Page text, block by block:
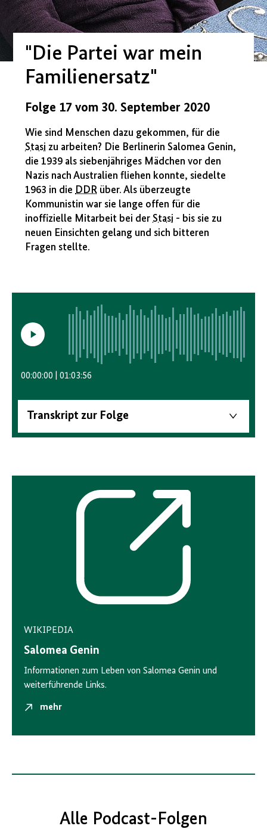
"Die Partei war mein
Familienersatz"
Folge 17 vom 30. September 2020
Wie sind Menschen dazu gekommen, für die
Stasi zu arbeiten? Die Berlinerin Salomea Genin,
die 1939 als siebenjähriges Mädchen vor den
Nazis nach Australien fliehen konnte, siedelte
1963 in die DDR über. Als überzeugte
Kommunistin war sie lange offen für die
inoffizielle Mitarbeit bei der Stasi - bis sie zu
neuen Einsichten gelang und sich bitteren
Fragen stellte.
Video
abspielen/anhalten
00:00:00 01:03:56
Transkript zur Folge
Externer
WIKIPEDIA
Salomea Genin
Informationen zum Leben von Salomea Genin und
weiterführende Links.
mehr
Alle Podcast-Folgen